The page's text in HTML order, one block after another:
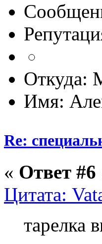
Откуда:
Имя:
Re:
« Ответ #6
Цитата:
тарелка